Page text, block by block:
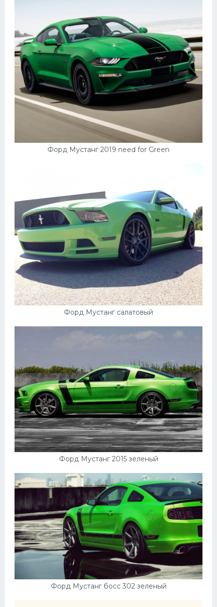
Форд Мустанг 2019 need for Green
Форд Мустанг салатовый
Форд Мустанг 2015 зеленый
Форд Мустанг босс 302 зеленый